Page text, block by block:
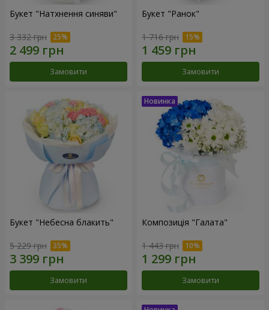
Букет "Натхнення синяви"
3 332 грн
Замовити
Букет "Ранок"
1 716 грн
Замовити
Букет "Небесна блакить"
5 229 грн
Замовити
Композиція "Галата"
1 443 грн
Замовити